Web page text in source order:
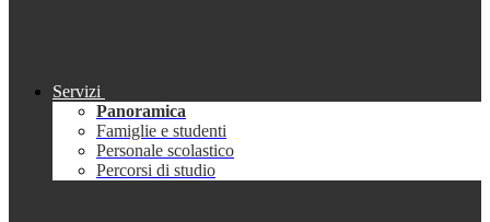
Servizi
Panoramica
Famiglie e studenti
Personale scolastico
Percorsi di studio